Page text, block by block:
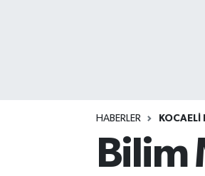
HABERLER KOCAELİ
Bilim
Tüm Manşetler
Son Dakika Haberleri